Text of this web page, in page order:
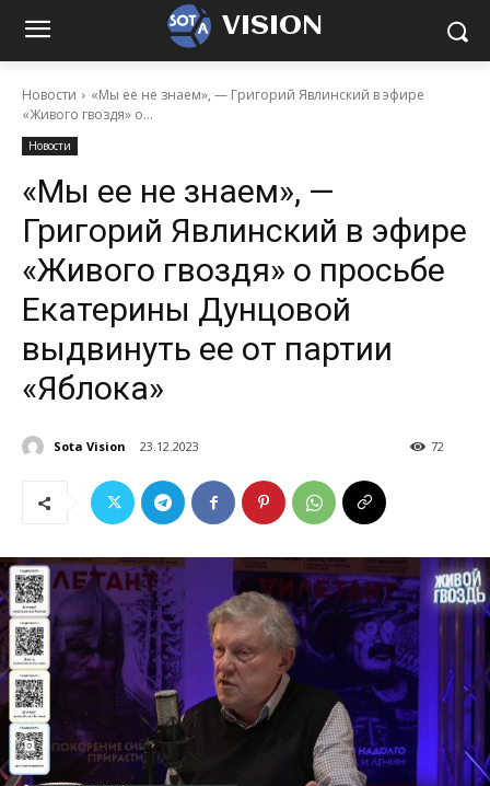
VISION
Новости
«Мы ее не знаем», — Григорий Явлинский в эфире
«Живого гвоздя» о...
Новости
«Мы ее не знаем», —
Григорий Явлинский в эфире
«Живого гвоздя» о просьбе
Екатерины Дунцовой
выдвинуть ее от партии
«Яблока»
Sota Vision 23.12.2023 72